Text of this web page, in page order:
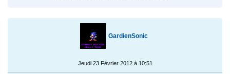
GardienSonic
Jeudi 23 Février 2012 à 10:51